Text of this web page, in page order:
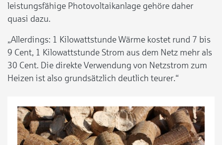
leistungsfähige Photovoltaikanlage gehöre daher
quasi dazu.
„Allerdings: 1 Kilowattstunde Wärme kostet rund 7 bis
9 Cent, 1 Kilowattstunde Strom aus dem Netz mehr als
30 Cent. Die direkte Verwendung von Netzstrom zum
Heizen ist also grundsätzlich deutlich teurer.“